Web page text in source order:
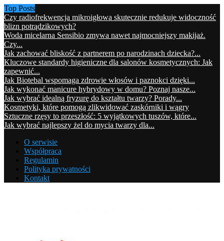
Top Posts
Czy radiofrekwencja mikroigłowa skutecznie redukuje widoczność
blizn potrądzikowych?
Woda micelarna Sensibio zmywa nawet najmocniejszy makijaż.
Czy...
Jak zachować bliskość z partnerem po narodzinach dziecka?...
Kluczowe standardy higieniczne dla salonów kosmetycznych: Jak
zapewnić...
Jak Biotebal wspomaga zdrowie włosów i paznokci dzięki...
Jak wykonać manicure hybrydowy w domu? Poznaj nasze...
Jak wybrać idealną fryzurę do kształtu twarzy? Porady...
Kosmetyki, które pomogą zlikwidować zaskórniki i wągry
Sztuczne rzęsy to przeszłość: 5 wyjątkowych tuszów, które...
Jak wybrać najlepszy żel do mycia twarzy dla...
O serwisie
Współpraca
Regulamin
Polityka prywatności
Kontakt